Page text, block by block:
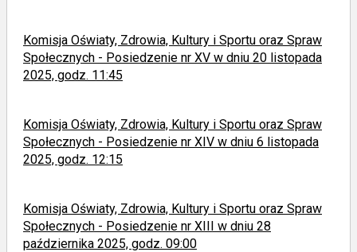
Komisja Oświaty, Zdrowia, Kultury i Sportu oraz Spraw
Społecznych - Posiedzenie nr XV w dniu 20 listopada
2025, godz. 11:45
Komisja Oświaty, Zdrowia, Kultury i Sportu oraz Spraw
Społecznych - Posiedzenie nr XIV w dniu 6 listopada
2025, godz. 12:15
Komisja Oświaty, Zdrowia, Kultury i Sportu oraz Spraw
Społecznych - Posiedzenie nr XIII w dniu 28
października 2025, godz. 09:00